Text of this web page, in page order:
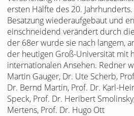
ersten Hälfte des 20.
Besatzung wiederaufgebaut und
einschneidend verändert durch
der 68er wurde sie nach langem,
der heutigen Groß-Universität mit
internationalen Ansehen. Redner
Martin Gauger, Dr. Ute Scherb,
Dr. Bernd Martin, Prof. Dr. Karl-
Speck, Prof. Dr. Heribert
Mertens, Prof. Dr. Hugo Ott